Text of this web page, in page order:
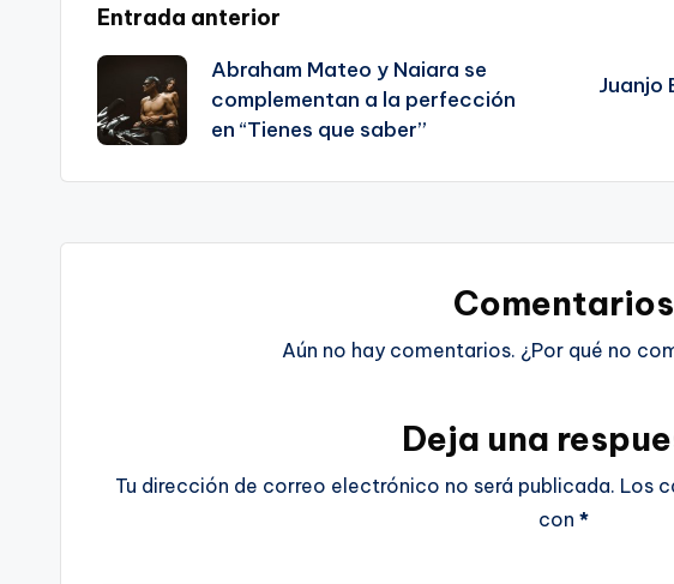
Navegación
de
entradas
Entrada anterior
Abraham Mateo y Naiara se
complementan a la perfección
en “Tienes que saber”
Juanjo
Comentarios
Aún no hay comentarios. ¿Por qué no
Deja una
Tu dirección de correo electrónico no será publicada. Los
con*